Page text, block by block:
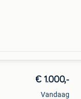
€ 1.000,-
Vandaag